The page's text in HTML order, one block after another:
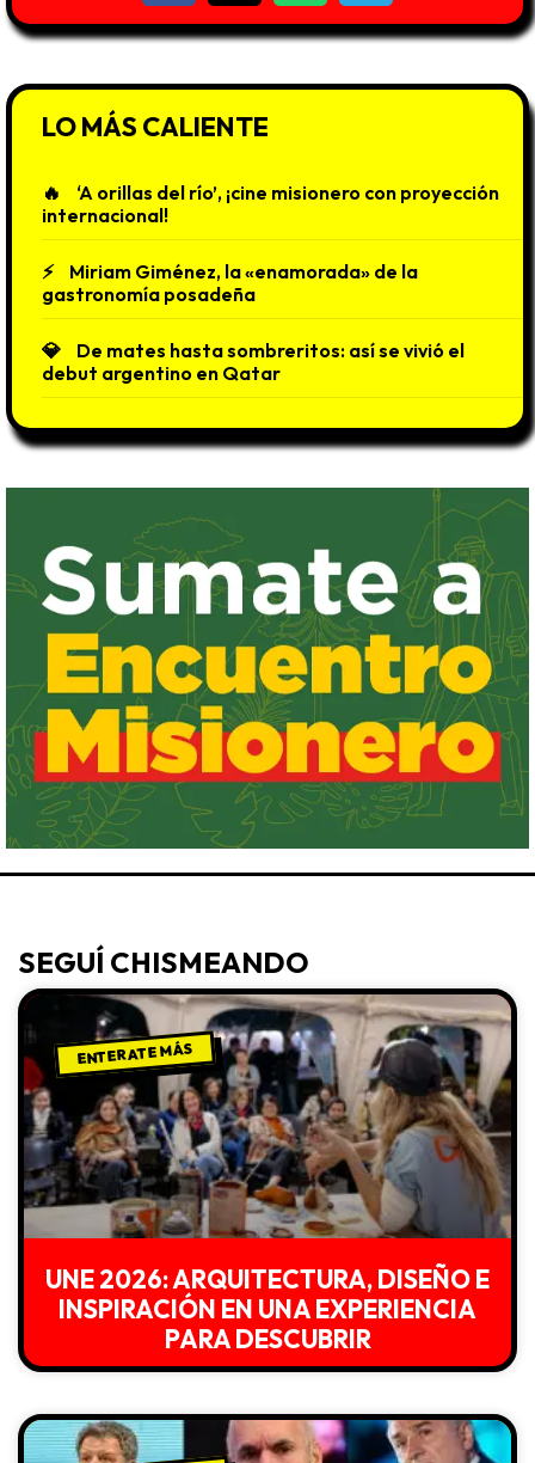
LO MÁS CALIENTE
‘A orillas del río’, ¡cine misionero con proyección
internacional!
Miriam Giménez, la «enamorada» de la
gastronomía posadeña
De mates hasta sombreritos: así se vivió el
debut argentino en Qatar
SEGUÍ CHISMEANDO
ENTERATE MÁS
UNE 2026: ARQUITECTURA, DISEÑO E
INSPIRACIÓN EN UNA EXPERIENCIA
PARA DESCUBRIR